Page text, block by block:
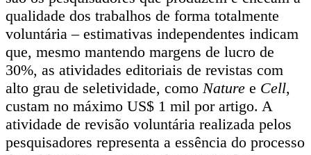
qualidade dos trabalhos de forma totalmente
voluntária – estimativas independentes indicam
que, mesmo mantendo margens de lucro de
30%, as atividades editoriais de revistas com
alto grau de seletividade, como Nature e Cell,
custam no máximo US$ 1 mil por artigo. A
atividade de revisão voluntária realizada pelos
pesquisadores representa a essência do processo